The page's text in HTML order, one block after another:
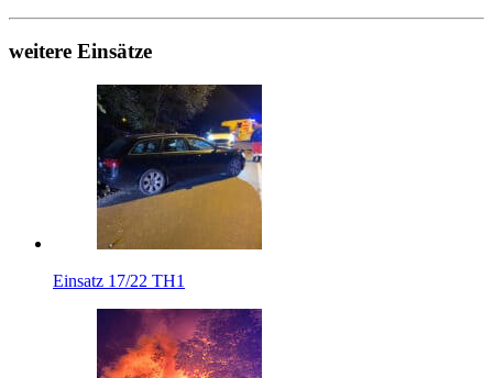
weitere Einsätze
Einsatz 17/22 TH1